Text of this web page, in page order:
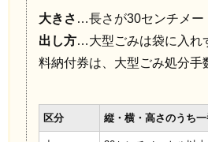
大きさ …長さが30センチメー
出し方…大型ごみは袋に入れ
料納付券は、大型ごみ処分手
区分 縦・横・高さのうち